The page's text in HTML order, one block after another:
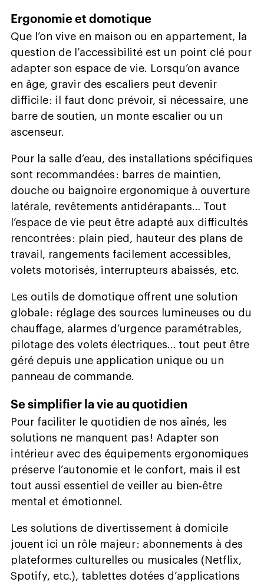
Ergonomie et domotique
Que l’on vive en maison ou en appartement, la
question de l’accessibilité est un point clé pour
adapter son espace de vie. Lorsqu’on avance
en âge, gravir des escaliers peut devenir
difficile : il faut donc prévoir, si nécessaire, une
barre de soutien, un monte escalier ou un
ascenseur.
Pour la salle d’eau, des installations spécifiques
sont recommandées : barres de maintien,
douche ou baignoire ergonomique à ouverture
latérale, revêtements antidérapants… Tout
l’espace de vie peut être adapté aux difficultés
rencontrées : plain pied, hauteur des plans de
travail, rangements facilement accessibles,
volets motorisés, interrupteurs abaissés, etc.
Les outils de domotique offrent une solution
globale : réglage des sources lumineuses ou du
chauffage, alarmes d’urgence paramétrables,
pilotage des volets électriques… tout peut être
géré depuis une application unique ou un
panneau de commande.
Se simplifier la vie au quotidien
Pour faciliter le quotidien de nos aînés, les
solutions ne manquent pas ! Adapter son
intérieur avec des équipements ergonomiques
préserve l’autonomie et le confort, mais il est
tout aussi essentiel de veiller au bien‑être
mental et émotionnel.
Les solutions de divertissement à domicile
jouent ici un rôle majeur : abonnements à des
plateformes culturelles ou musicales (Netflix,
Spotify, etc.), tablettes dotées d’applications